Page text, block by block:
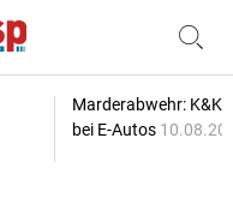
Marderabwehr: K&K
bei E-Autos